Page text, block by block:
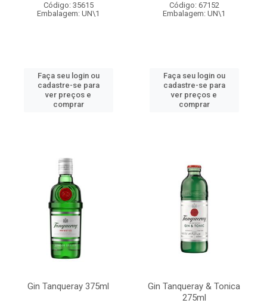
Código: 35615
Embalagem: UN\1
Faça seu login ou
cadastre-se para
ver preços e
comprar
Código: 67152
Embalagem: UN\1
Faça seu login ou
cadastre-se para
ver preços e
comprar
Gin Tanqueray 375ml
Gin Tanqueray & Tonica
275ml